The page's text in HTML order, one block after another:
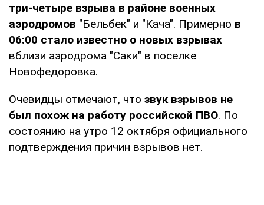
три-четыре взрыва в районе военных
аэродромов "Бельбек" и "Кача". Примерно в
06:00 стало известно о новых взрывах
вблизи аэродрома "Саки" в поселке
Новофедоровка.
Очевидцы отмечают, что звук взрывов не
был похож на работу российской ПВО. По
состоянию на утро 12 октября официального
подтверждения причин взрывов нет.